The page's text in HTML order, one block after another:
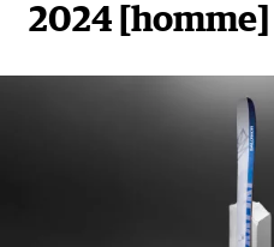
2024 [homme]